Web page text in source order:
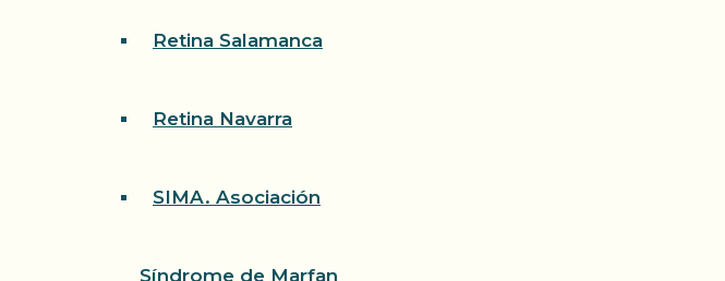
Retina Salamanca
Retina Navarra
SIMA. Asociación
Síndrome de Marfan